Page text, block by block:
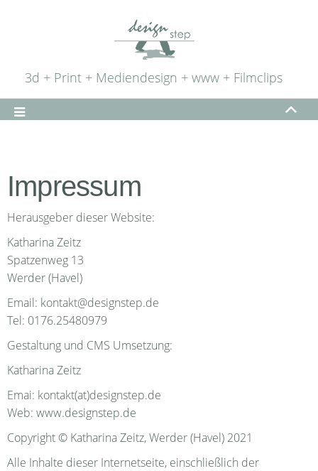
3d + Print + Mediendesign + www + Filmclips
Impressum
Herausgeber dieser Website:
Katharina Zeitz
Spatzenweg 13
Werder (Havel)
Email: kontakt@designstep.de
Tel: 0176.25480979
Gestaltung und CMS Umsetzung:
Katharina Zeitz
Emai: kontakt(at)designstep.de
Web: www.designstep.de
Copyright © Katharina Zeitz, Werder (Havel) 2021
Alle Inhalte dieser Internetseite, einschließlich der